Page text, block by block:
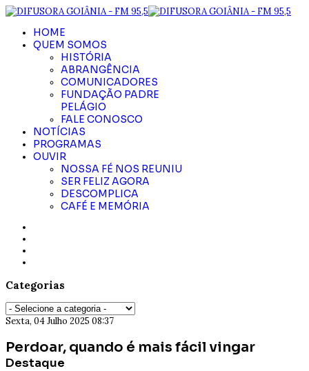
HOME
QUEM SOMOS
HISTÓRIA
ABRANGÊNCIA
COMUNICADORES
FUNDAÇÃO PADRE
PELÁGIO
FALE CONOSCO
NOTÍCIAS
PROGRAMAS
OUVIR
NOSSA FÉ NOS REUNIU
SER FELIZ AGORA
DESCOMPLICA
CAFÉ E MEMÓRIA
Categorias
Sexta, 04 Julho 2025 08:37
Perdoar, quando é mais fácil vingar
Destaque